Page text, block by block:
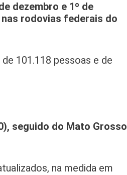
dezembro e 1º de
rodovias federais do
101.118 pessoas e de
seguido do Mato Grosso
na medida em